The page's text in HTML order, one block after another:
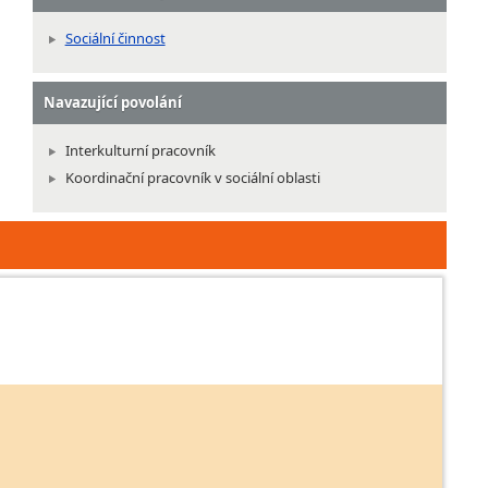
Sociální činnost
Navazující povolání
Interkulturní pracovník
Koordinační pracovník v sociální oblasti